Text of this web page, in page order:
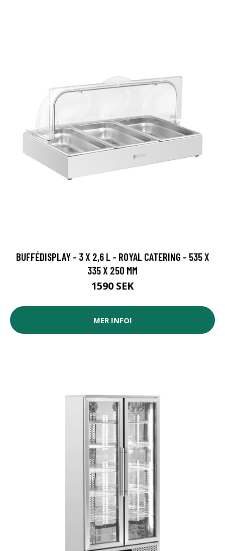
BUFFÉDISPLAY - 3 X 2,6 L - ROYAL CATERING - 535 X
335 X 250 MM
1590 SEK
MER INFO!